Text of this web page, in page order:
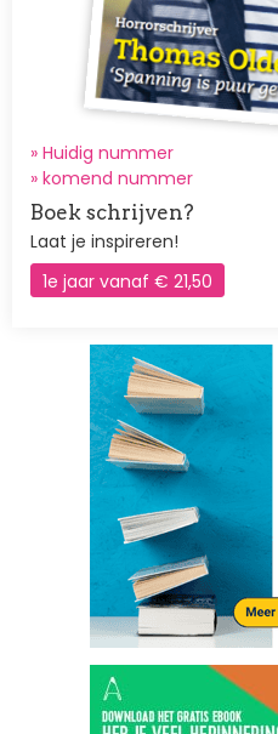
» Huidig nummer
» komend nummer
Boek schrijven?
Laat je inspireren!
1e jaar vanaf € 21,50